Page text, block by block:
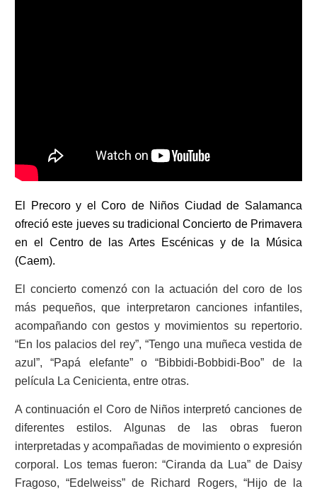
El Precoro y el Coro de Niños Ciudad de Salamanca
ofreció este jueves su tradicional Concierto de Primavera
en el Centro de las Artes Escénicas y de la Música
(Caem).
El concierto comenzó con la actuación del coro de los
más pequeños, que interpretaron canciones infantiles,
acompañando con gestos y movimientos su repertorio.
“En los palacios del rey”, “Tengo una muñeca vestida de
azul”, “Papá elefante” o “Bibbidi-Bobbidi-Boo” de la
película La Cenicienta, entre otras.
A continuación el Coro de Niños interpretó canciones de
diferentes estilos. Algunas de las obras fueron
interpretadas y acompañadas de movimiento o expresión
corporal. Los temas fueron: “Ciranda da Lua” de Daisy
Fragoso, “Edelweiss” de Richard Rogers, “Hijo de la